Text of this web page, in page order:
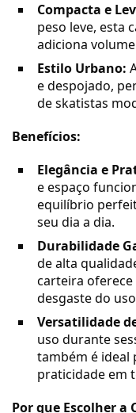
Compacta e
peso leve, esta
adiciona
Estilo Urbano:
e despojado,
de skatistas
Benefícios:
Elegância e
e espaço
equilíbrio
seu dia a dia.
Durabilidade
de alta
carteira
desgaste do
Versatilidade
uso durante
também é ideal
praticidade em
Por que Escolher a